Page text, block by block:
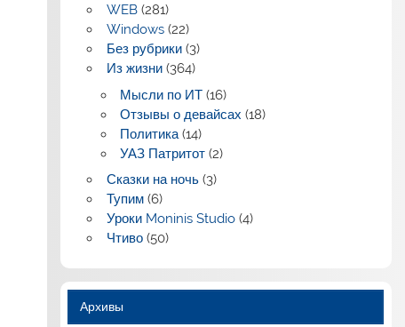
WEB(281)
Windows(22)
Без рубрики(3)
Из жизни(364)
Мысли по ИТ(16)
Отзывы о девайсах (18)
Политика(14)
УАЗ Патритот(2)
Сказки на ночь(3)
Тупим(6)
Уроки Moninis Studio(4)
Чтиво(50)
Архивы